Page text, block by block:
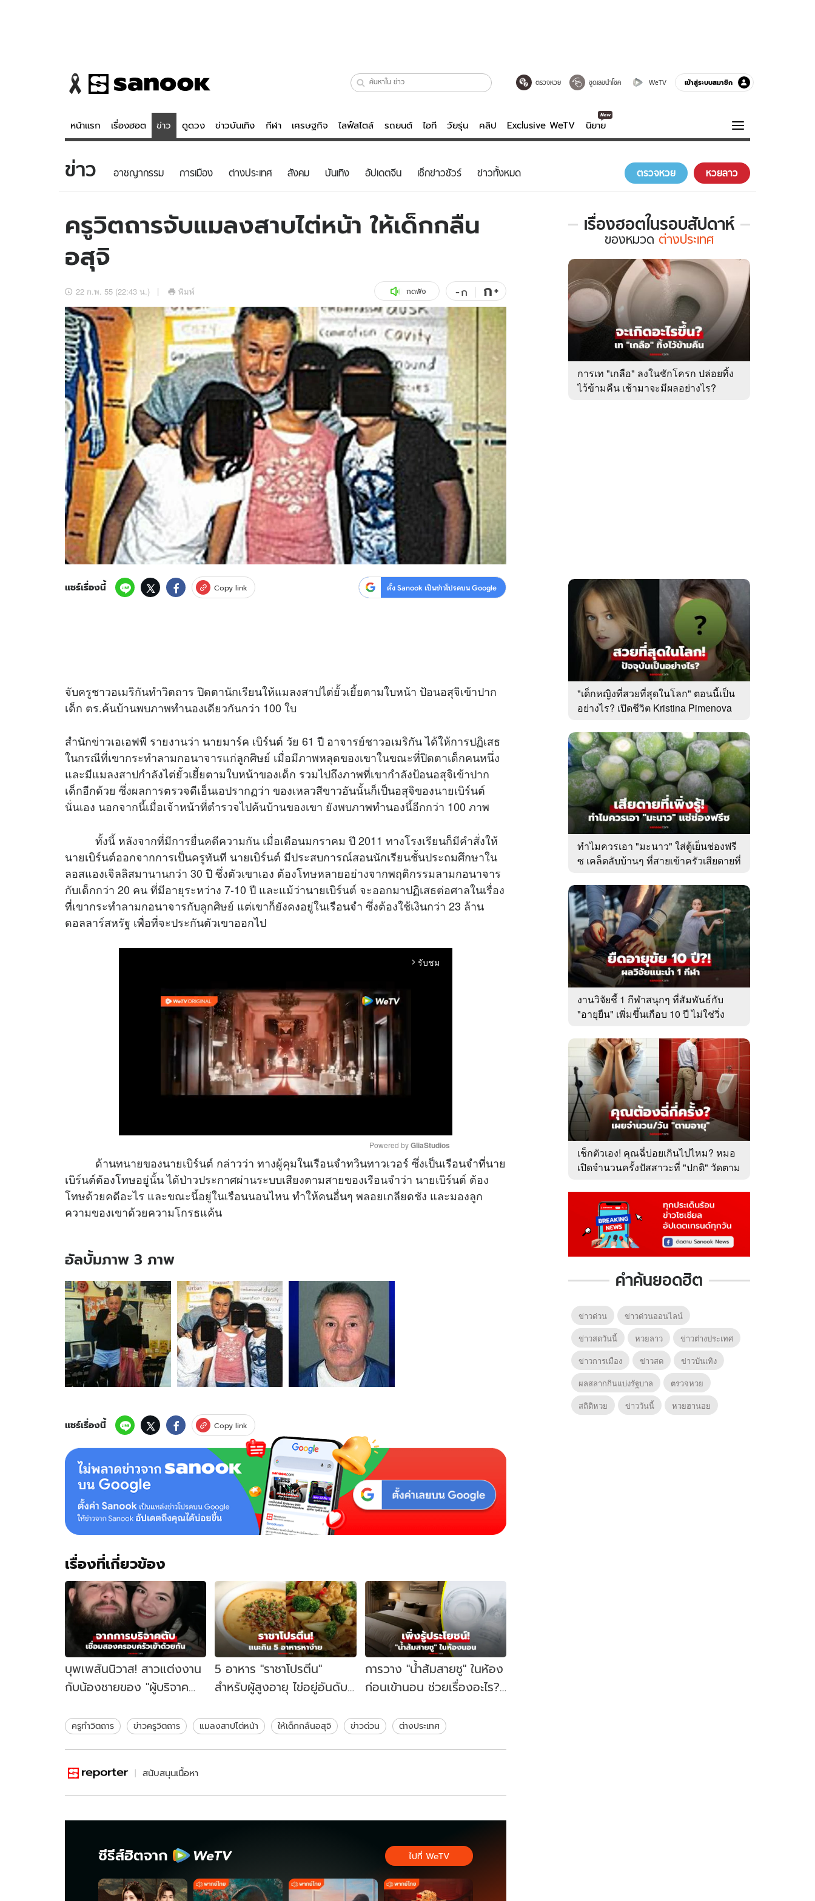
ตรวจหวย ขูดเลขนำโชค WeTV เข้าสู่ระบบสมาชิก
หน้าแรก เรื่องฮอต ข่าว ดูดวง ข่าวบันเทิง กีฬา เศรษฐกิจ ไลฟ์สไตล์ รถยนต์ ไอที วัยรุ่น คลิป Exclusive WeTV นิยาย
ข่าว
ข่าวบันเทิง
ข่าวกีฬา
ข่าวเศรษฐกิจ
อัปเดตจีน
เช็กข่าวชัวร์
ดูดวง - ตรวจหวย
สถิติหวยไทย
ไลฟ์สไตล์
วัยรุ่น
สุขภาพ
เที่ยว-กิน
Tasteful Thailand
Sanook Choice
บันเทิงครบรส
ดูทีวี
WeTV
Exclusive WeTV
นิยาย
ความรู้รอบตัว
ฮาวทู
ดาวน์โหลดสนุกแอปฟรี ติดตามสนุกโซเชียลได้ที่
สงวนลิขสิทธิ์ © บริษัท อิมเมจ ฟิวเจอร์ (ประเทศไทย) จำกัด
ข่าว อาชญากรรม การเมือง ต่างประเทศ สังคม บันเทิง อัปเดตจีน เช็กข่าวชัวร์ ข่าวทั้งหมด ตรวจหวย หวยลาว
ครูวิตถารจับแมลงสาบไต่หน้า ให้เด็กกลืน
อสุจิ
22 ก.พ. 55 (22:43 น.) พิมพ์ กดฟัง -ก ก+
แชร์เรื่องนี้ Copy link ตั้ง Sanook เป็นข่าวโปรดบน Google
จับครูชาวอเมริกันทำวิตถาร ปิดตานักเรียนให้แมลงสาปไต่ยั้วเยี้ยตามใบหน้า ป้อนอสุจิเข้าปาก
เด็ก ตร.ค้นบ้านพบภาพทำนองเดียวกันกว่า 100 ใบ
สำนักข่าวเอเอฟพี รายงานว่า นายมาร์ค เบิร์นต์ วัย 61 ปี อาจารย์ชาวอเมริกัน ได้ให้การปฏิเสธ
ในกรณีที่เขากระทำลามกอนาจารแก่ลูกศิษย์ เมื่อมีภาพหลุดของเขาในขณะที่ปิดตาเด็กคนหนึ่ง
และมีแมลงสาปกำลังไต่ยั้วเยี้ยตามใบหน้าของเด็ก รวมไปถึงภาพที่เขากำลังป้อนอสุจิเข้าปาก
เด็กอีกด้วย ซึ่งผลการตรวจดีเอ็นเอปรากฏว่า ของเหลวสีขาวอันนั้นก็เป็นอสุจิของนายเบิร์นต์
นั่นเอง นอกจากนี้เมื่อเจ้าหน้าที่ตำรวจไปค้นบ้านของเขา ยังพบภาพทำนองนี้อีกกว่า 100 ภาพ
ทั้งนี้ หลังจากที่มีการยื่นคดีความกัน เมื่อเดือนมกราคม ปี 2011 ทางโรงเรียนก็มีคำสั่งให้
นายเบิร์นต์ออกจากการเป็นครูทันที นายเบิร์นต์ มีประสบการณ์สอนนักเรียนชั้นประถมศึกษาใน
ลอสแองเจิลลิสมานานกว่า 30 ปี ซึ่งตัวเขาเอง ต้องโทษหลายอย่างจากพฤติกรรมลามกอนาจาร
กับเด็กกว่า 20 คน ที่มีอายุระหว่าง 7-10 ปี และแม้ว่านายเบิร์นต์ จะออกมาปฏิเสธต่อศาลในเรื่อง
ที่เขากระทำลามกอนาจารกับลูกศิษย์ แต่เขาก็ยังคงอยู่ในเรือนจำ ซึ่งต้องใช้เงินกว่า 23 ล้าน
ดอลลาร์สหรัฐ เพื่อที่จะประกันตัวเขาออกไป
arrow_forward_ios รับชม
M
u
Powered by GliaStudios
ด้านทนายของนายเบิร์นต์ กล่าวว่า ทางผู้คุมในเรือนจำทวินทาวเวอร์ ซึ่งเป็นเรือนจำที่นาย
เบิร์นต์ต้องโทษอยู่นั้น ได้ป่าวประกาศผ่านระบบเสียงตามสายของเรือนจำว่า นายเบิร์นต์ ต้อง
โทษด้วยคดีอะไร และขณะนี้อยู่ในเรือนนอนไหน ทำให้คนอื่นๆ พลอยเกลียดชัง และมองลูก
ความของเขาด้วยความโกรธแค้น
อัลบั้มภาพ 3 ภาพ
อัลบั้ม
ภาพ
3
ภาพ
ของ
ครู
วิตถาร
จับ
แมลงสาบ
ให้
กลืน
อสุจิ
แชร์เรื่องนี้ Copy link
เรื่องที่เกี่ยวข้อง
บุพเพสันนิวาส! สาวแต่งงาน
กับน้องชายของ "ผู้บริจาค
ก่อน
5 อาหาร "ราชาโปรตีน"
สำหรับผู้สูงอายุ ไข่อยู่อันดับที่
ทุกวัย!
การวาง "น้ำส้มสายชู" ในห้อง
ก่อนเข้านอน ช่วยเรื่องอะไร?
ครูทำวิตถาร ข่าวครูวิตถาร แมลงสาปไต่หน้า ให้เด็กกลืนอสุจิ ข่าวด่วน ต่างประเทศ
สนับสนุนเนื้อหา
ซีรีส์ฮิตจาก ไปที่ WeTV
เรื่องฮอตในรอบสัปดาห์
เรื่อง
ใน
รอบ
สัปดาห์
ของ
ต่าง
ประเทศ
ของหมวด ต่างประเทศ
การเท "เกลือ" ลงในชักโครก ปล่อยทิ้ง
ไว้ข้ามคืน เช้ามาจะมีผลอย่างไร?
"เด็กหญิงที่สวยที่สุดในโลก" ตอนนี้เป็น
อย่างไร? เปิดชีวิต Kristina Pimenova
ทำไมควรเอา "มะนาว" ใส่ตู้เย็นช่องฟรี
ซ เคล็ดลับบ้านๆ ที่สายเข้าครัวเสียดายที่
งานวิจัยชี้ 1 กีฬาสนุกๆ ที่สัมพันธ์กับ
"อายุยืน" เพิ่มขึ้นเกือบ 10 ปี ไม่ใช่วิ่ง
เช็กตัวเอง! คุณฉี่บ่อยเกินไปไหม? หมอ
เปิดจำนวนครั้งปัสสาวะที่ "ปกติ" วัดตาม
คำค้นยอดฮิต
ข่าวด่วน
ข่าวด่วนออนไลน์
ข่าวสดวันนี้
หวยลาว
ข่าวต่างประเทศ
ข่าวการเมือง
ข่าวสด
ข่าวบันเทิง
ผลสลากกินแบ่งรัฐบาล
ตรวจหวย
สถิติหวย
ข่าววันนี้ หวยฮานอย